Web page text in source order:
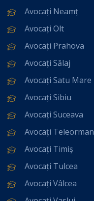
Avocați Neamț
Avocați Olt
Avocați Prahova
Avocați Sălaj
Avocați Satu Mare
Avocați Sibiu
Avocați Suceava
Avocați Teleorman
Avocați Timiș
Avocați Tulcea
Avocați Vâlcea